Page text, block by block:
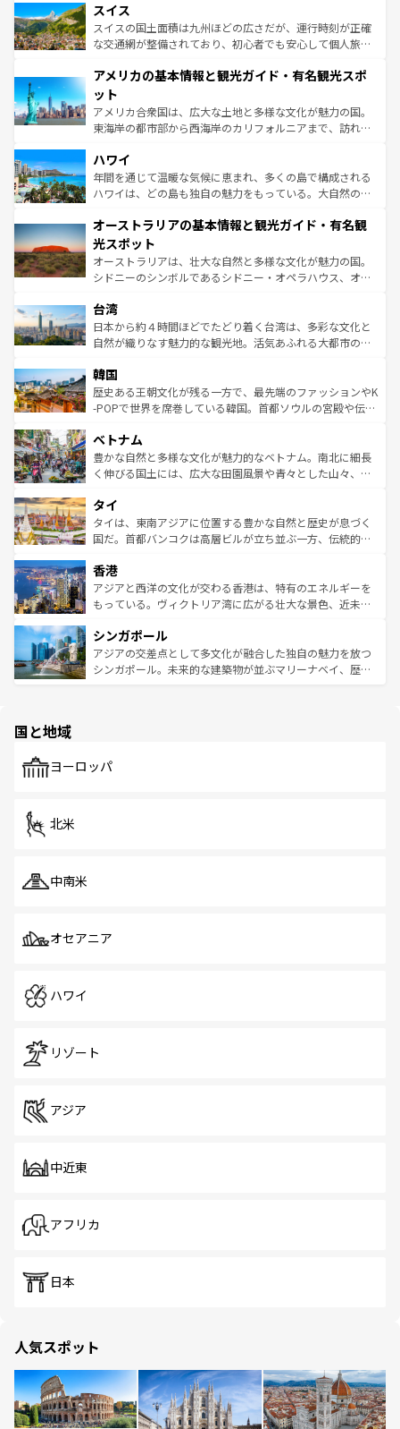
を参照してほしい。
は、お酒好きな人にはぜひ体験してほしい。 なお、新着の
ドイツ情報はコンテンツ一覧を参照してほしい。
リアごとに異なる魅力がある。また、優雅なアフタヌーン
ティー、ビール好きにはたまらない英国パブ、サッカー観
戦など、本場だからこそできる体験も豊富。イギリスを旅
ンツ一覧を参照してほしい。
スイス
スイスの国土面積は九州ほどの広さだが、運行時刻が正確
な交通網が整備されており、初心者でも安心して個人旅行
の建物がそのまま残る町や、スイスならではのユニークな
博物館もあり、アルプス観光だけでなく町歩きも満喫する
ことができる。国民の所得が高いため物価も高いが、旅行
者向けの交通パス提供のサービスもあり、うまく活用すれ
着のスイス情報は
アメリカの基本情報と観光ガイド・有名観光スポ
ット
アメリカ合衆国は、広大な土地と多様な文化が魅力の国。
東海岸の都市部から西海岸のカリフォルニアまで、訪れる
のような巨大都市は、観光、ショッピング、エンターテイ
ンメントが詰まった刺激的なスポットだ。一方、アメリカ
西部には大自然が広がり、グランドキャニオンやイエロー
部のニューオーリンズでは、音楽と美食が融合した独特の
文化が魅力。旅行者はアメリカの各地域で異なる魅力を楽
しみながら、その多様性と豊かな歴史を感じることができ
るだろう。車でのロードトリップや列車の旅も、アメリカ
情報は
ハワイ
年間を通じて温暖な気候に恵まれ、多くの島で構成される
ハワイは、どの島も独自の魅力をもっている。大自然の神
ワイ島は見逃せない。また、定番の観光地といえばオアフ
島だが、静かな自然を求めるならマウイ島やカウアイ島が
おすすめ。エメラルドグリーンに輝く海をはじめ、豊かな
文化や歴史が息づいている。「アロハスピリット」と呼ば
人々、おいしいローカルフードやハワイアンミュージッ
ク、伝統的なフラダンスなど、すべてがハワイの魅力を彩
っている。訪れるたびに新しい発見と感動が待っているハ
はコンテンツ一覧
オーストラリアの基本情報と観光ガイド・有名観
光スポット
オーストラリアは、壮大な自然と多様な文化が魅力の国。
シドニーのシンボルであるシドニー・オペラハウス、オー
リアリーフや大陸中央部にそびえるウルル（エアーズロッ
ク）、タスマニアの美しい原生林やケアンズの熱帯雨林な
ど、見どころがたくさん。また、カフェやワイン、オージ
いる。アクティビティも充実しており、サーフィンやダイ
ビング、ハイキングなど、アウトドア好きにはたまらな
い。オーストラリアの多彩な魅力を存分に味わいつくそ
参照してほしい。
台湾
日本から約４時間ほどでたどり着く台湾は、多彩な文化と
自然が織りなす魅力的な観光地。活気あふれる大都市の台
ン）、静ひつな山岳地帯である台湾東部など、都市の喧騒
と山間の静けさが共存しており、訪れる人に新しい発見と
驚きをもたらしてくれる。また、奥深い台湾の食文化も魅
容にもいいと評判のスイーツなど、バラエティ豊かな料理
が味わえる。 なお、新着の台湾情報は コンテンツ一覧を参
照してほしい。
韓国
歴史ある王朝文化が残る一方で、最先端のファッションやK
-POPで世界を席巻している韓国。首都ソウルの宮殿や伝統
き、地方に足を延ばせば四季折々の自然美を楽しむことが
できる。そして、キムチや焼肉、絶品のストリートフード
まで、さまざまな韓国料理が待っている。夜には、韓国な
リティに包まれながら、韓国の多彩な魅力を心ゆくまで味
わってみてほしい。 なお、新着の韓国情報はコンテンツ一
覧を参照してほしい。
ベトナム
豊かな自然と多様な文化が魅力的なベトナム。南北に細長
く伸びる国土には、広大な田園風景や青々とした山々、世
急速な発展と共に伝統が息づく。ハノイの古い町並みやホ
ーチミン市のフランス統治時代の建物も、独特の雰囲気を
醸し出している。また、バラエティの豊かさとおいしさで
とつ。フォーやバインミー、ベトナムコーヒーなどは、ぜ
ひ現地で味わいたい。どの地域を訪れてもあたたかい人々
が旅行者を迎えてくれるので、きっと忘れられない旅にな
参照してほしい。
タイ
タイは、東南アジアに位置する豊かな自然と歴史が息づく
国だ。首都バンコクは高層ビルが立ち並ぶ一方、伝統的な
の活気が交差している。北部ではチェンマイなどの山岳地
帯で自然と触れ合い、南部ではプーケットやクラビの美し
いビーチでリゾート気分を楽しむことができる。タイ料理
激する。気候は一年中温暖で、どの季節にも異なる楽しみ
が待っている。親しみやすいタイの人々、仏教を中心とし
た文化、そして多様な観光資源が、訪れる旅人を魅了し続
香港
アジアと西洋の文化が交わる香港は、特有のエネルギーを
もっている。ヴィクトリア湾に広がる壮大な景色、近未来
み、どこを訪れても感動するはず。観光スポットが密集し
ており、効率よく見どころを回れるのも魅力。息をのむよ
うな絶景から文化的な体験まで、香港を存分に楽しみ尽く
シンガポール
アジアの交差点として多文化が融合した独自の魅力を放つ
シンガポール。未来的な建築物が並ぶマリーナベイ、歴史
で、ホーカーズは地元の風情を楽しめる外せないスポット
国と地域
ヨーロッパ
北米
中南米
オセアニア
ハワイ
リゾート
アジア
中近東
アフリカ
日本
人気スポット